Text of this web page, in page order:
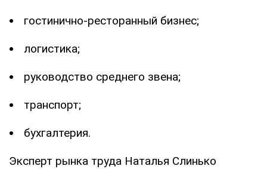
гостинично-ресторанный бизнес;
логистика;
руководство среднего звена;
транспорт;
бухгалтерия.
Эксперт рынка труда Наталья Слинько